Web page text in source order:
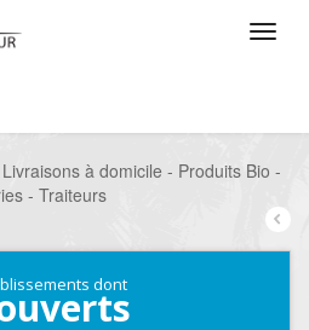
à domicile - Produits Bio -
- Traiteurs
dont